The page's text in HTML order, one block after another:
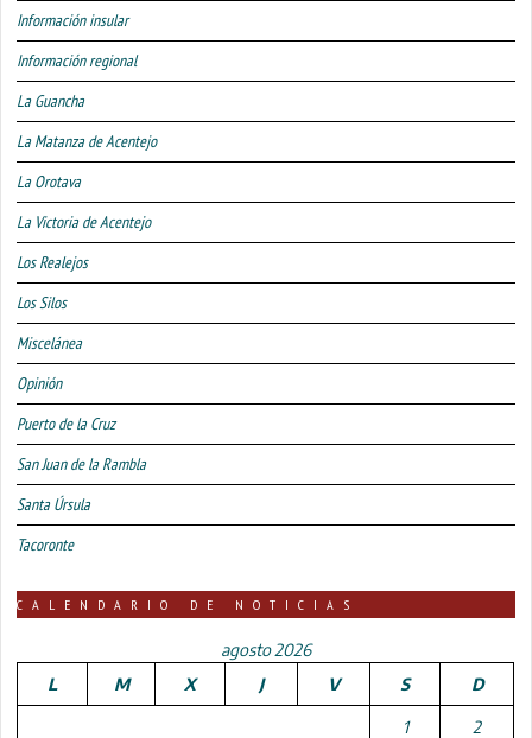
Información insular
Información regional
La Guancha
La Matanza de Acentejo
La Orotava
La Victoria de Acentejo
Los Realejos
Los Silos
Miscelánea
Opinión
Puerto de la Cruz
San Juan de la Rambla
Santa Úrsula
Tacoronte
CALENDARIO DE NOTICIAS
agosto 2026
L
M X J V S D
1 2